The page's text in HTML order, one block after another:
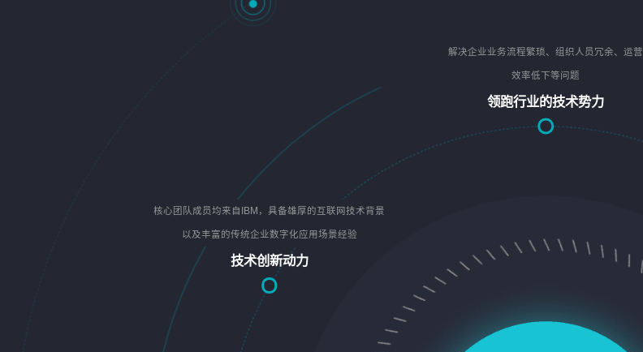
核心团队成员均来自IBM，具备雄厚的互联网技术背景
以及丰富的传统企业数字化应用场景经验
技术创新动力
解决企业业务流程繁琐、组织人员冗余、运营
效率低下等问题
领跑行业的技术势力